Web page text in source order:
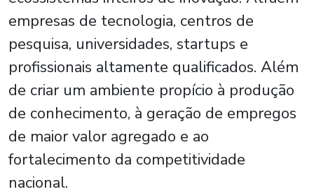
empresas de tecnologia, centros de
pesquisa, universidades, startups e
profissionais altamente qualificados. Além
de criar um ambiente propício à produção
de conhecimento, à geração de empregos
de maior valor agregado e ao
fortalecimento da competitividade
nacional.